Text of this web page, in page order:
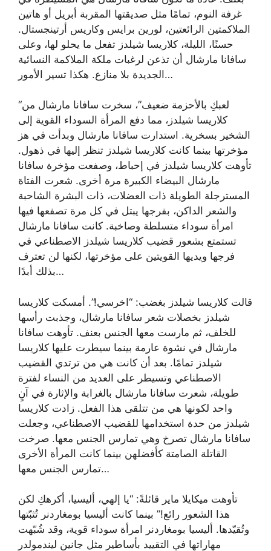
غرفة النوم، تمامًا مثل صديقتها المقربة أبريل أو هاتين
الملاكمتين الرائعتين، لورين برايس وكاريس أرتينجستال.
حسنًا، الليلة، كلاريسا شيلدز تفعل ما يحلو لها، وعلى
سافانا مارشال أن تذعن لرغبات ملكة الملاكمة النسائية
الجديدة بلا منازع. هكذا تسير الأمور…
“لعبكِ بالأحزمة ضعيف”، سخرت سافانا مارشال من
كلاريسا شيلدز، مما دفع المرأة السوداء القوية إلى
الشخير بسخرية. استدارت سافانا مارشال وبدأت في هز
مؤخرتها بينما كانت كلاريسا شيلدز تنظر إليها في ذهول.
تأوهت كلاريسا شيلدز في إحباط، وصفعت مؤخرة سافانا
مارشال البيضاء الكبيرة مرة أخرى. شعرت الفتاة
المسترجلة الطويلة ذات العضلات، ذات البشرة الشاحبة
والشعر الداكن، بفرجها يبتل في كل مرة تصفعها فيها
امرأة سوداء متسلطة وصاخبة. كانت سافانا مارشال
تستمتع بشعور قضيب كلاريسا شيلدز الاصطناعي في
فرجها ويديها القويتين على مؤخرتها، لكنها لن تعترف
بذلك أبدًا…
قالت كلاريسا شيلدز بغضب: “اخرسي!”. أمسكت كلاريسا
شيلدز بخصلات شعر سافانا مارشال، وجذبت رأسها
للخلف، ثم مارست معها الجنس بعنف. تأوهت سافانا
مارشال في نشوة عارمة بينما سيطرت عليها كلاريسا
شيلدز تمامًا. بعد أن كانت هي من ترتدي القضيب
الاصطناعي وتسيطر على العديد من النساء لفترة
طويلة، شعرت سافانا مارشال بالغرابة والإثارة في آنٍ
واحد لكونها هي من تتلقى هذا الفعل. زادت كلاريسا
شيلدز من حدة استخدامها للقضيب الاصطناعي، وجعلت
سافانا مارشال تصرخ وهي تمارس الجنس معها. صرخت
القاتلة الصامتة كأفضلهن بينما كانت المرأة الأخرى
تمارس الجنس معها…
تأوهت ميكايلا ماير قائلةً: “يا إلهي، أليسيا، أكرهكِ لكن
هذا الشعور رائع!” بينما كانت أليسيا بومغاردنر تُثبّتها
وتُقيّدها. أليسيا بومغاردنر امرأة سوداء قوية، وقد شُبّهت
مهاراتها في التقييد بأساطير مثل جانين ليندمولدر